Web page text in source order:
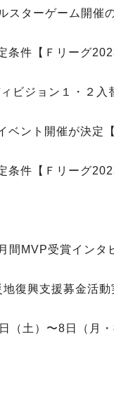
スターゲーム開催
条件【Ｆリーグ
ビジョン１・２
ベント開催が決定
条件【Ｆリーグ
間MVP受賞インタ
復興支援募金活
（土）〜8日（月